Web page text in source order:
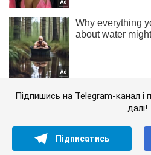
Підпишись на Telegram-канал і
далі!
Підписатись